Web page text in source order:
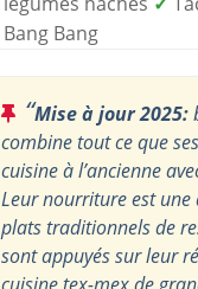
Bang Bang
“Mise à jour 2025:
combine tout ce que
cuisine à l’ancienne
Leur nourriture est
plats traditionnels de
sont appuyés sur leur